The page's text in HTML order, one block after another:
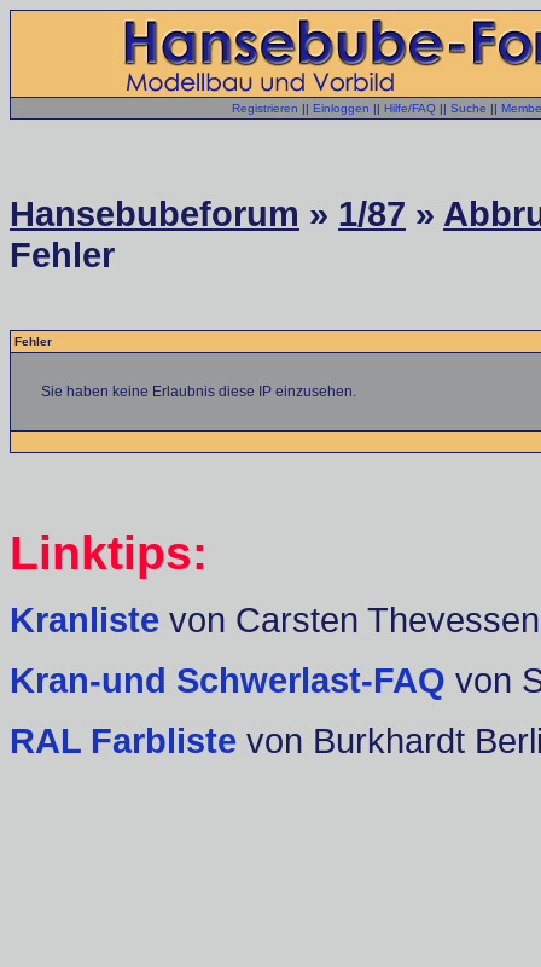
Registrieren || Einloggen || Hilfe/FAQ || Suche ||
Hansebubeforum » 1/87 »
Fehler
Fehler
Sie haben keine Erlaubnis diese IP einzusehen.
Linktips:
Kranliste von Carsten Thevessen
Kran-und Schwerlast-FAQ von
RAL Farbliste von Burkhardt